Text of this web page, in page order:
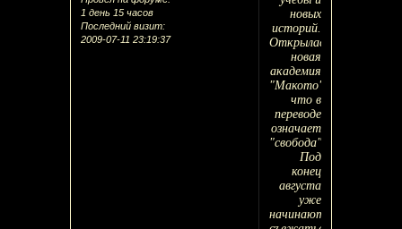
1 день 15 часов
Последний визит:
2009-07-11 23:19:37
новых
историй.
Открылась
новая
академия
"Макото",
что в
переводе
означает
"свобода".
Под
конец
августа
уже
начинают